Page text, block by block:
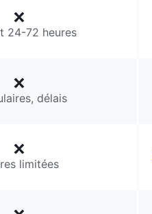
24-72 heures
délais
limitées